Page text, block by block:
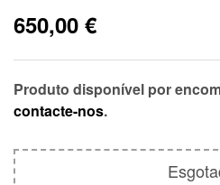
650,00 €
Produto disponível por
contacte-nos.